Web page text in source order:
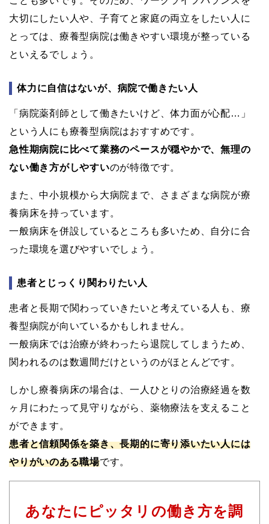
大切にしたい人や、子育てと家庭の両立をしたい人に
とっては、療養型病院は働きやすい環境が整っている
といえるでしょう。
体力に自信はないが、病院で働きたい人
「病院薬剤師として働きたいけど、体力面が心配…」
という人にも療養型病院はおすすめです。
急性期病院に比べて業務のペースが穏やかで、無理の
ない働き方がしやすいのが特徴です。
また、中小規模から大病院まで、さまざまな病院が療
養病床を持っています。
一般病床を併設しているところも多いため、自分に合
った環境を選びやすいでしょう。
患者とじっくり関わりたい人
患者と長期で関わっていきたいと考えている人も、療
養型病院が向いているかもしれません。
一般病床では治療が終わったら退院してしまうため、
関われるのは数週間だけというのがほとんどです。
しかし療養病床の場合は、一人ひとりの治療経過を数
ヶ月にわたって見守りながら、薬物療法を支えること
ができます。
患者と信頼関係を築き、長期的に寄り添いたい人には
やりがいのある職場です。
あなたにピッタリの働き方を調